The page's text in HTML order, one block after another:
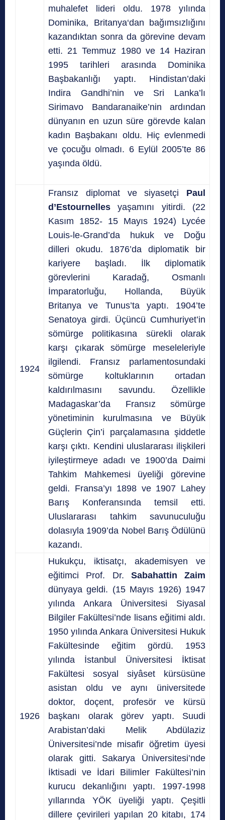
muhalefet lideri oldu. 1978 yılında
Dominika, Britanya‘dan bağımsızlığını
kazandıktan sonra da görevine devam
etti. 21 Temmuz 1980 ve 14 Haziran
1995 tarihleri arasında Dominika
Başbakanlığı yaptı. Hindistan’daki
Indira Gandhi’nin ve Sri Lanka’lı
Sirimavo Bandaranaike’nin ardından
dünyanın en uzun süre görevde kalan
kadın Başbakanı oldu. Hiç evlenmedi
ve çocuğu olmadı. 6 Eylül 2005’te 86
yaşında öldü.
1924
Fransız diplomat ve siyasetçi Paul
d’Estournelles yaşamını yitirdi. (22
Kasım 1852- 15 Mayıs 1924) Lycée
Louis-le-Grand’da hukuk ve Doğu
dilleri okudu. 1876’da diplomatik bir
kariyere başladı. İlk diplomatik
görevlerini Karadağ, Osmanlı
İmparatorluğu, Hollanda, Büyük
Britanya ve Tunus’ta yaptı. 1904’te
Senatoya girdi. Üçüncü Cumhuriyet’in
sömürge politikasına sürekli olarak
karşı çıkarak sömürge meseleleriyle
ilgilendi. Fransız parlamentosundaki
sömürge koltuklarının ortadan
kaldırılmasını savundu. Özellikle
Madagaskar’da Fransız sömürge
yönetiminin kurulmasına ve Büyük
Güçlerin Çin’i parçalamasına şiddetle
karşı çıktı. Kendini uluslararası ilişkileri
iyileştirmeye adadı ve 1900’da Daimi
Tahkim Mahkemesi üyeliği görevine
geldi. Fransa’yı 1898 ve 1907 Lahey
Barış Konferansında temsil etti.
Uluslararası tahkim savunuculuğu
dolasıyla 1909’da Nobel Barış Ödülünü
kazandı.
1926
Hukukçu, iktisatçı, akademisyen ve
eğitimci Prof. Dr. Sabahattin Zaim
dünyaya geldi. (15 Mayıs 1926) 1947
yılında Ankara Üniversitesi Siyasal
Bilgiler Fakültesi’nde lisans eğitimi aldı.
1950 yılında Ankara Üniversitesi Hukuk
Fakültesinde eğitim gördü. 1953
yılında İstanbul Üniversitesi İktisat
Fakültesi sosyal siyâset kürsüsüne
asistan oldu ve aynı üniversitede
doktor, doçent, profesör ve kürsü
başkanı olarak görev yaptı. Suudi
Arabistan’daki Melik Abdülaziz
Üniversitesi’nde misafir öğretim üyesi
olarak gitti. Sakarya Üniversitesi’nde
İktisadi ve İdari Bilimler Fakültesi’nin
kurucu dekanlığını yaptı. 1997-1998
yıllarında YÖK üyeliği yaptı. Çeşitli
dillere çevirileri yapılan 20 kitabı, 174